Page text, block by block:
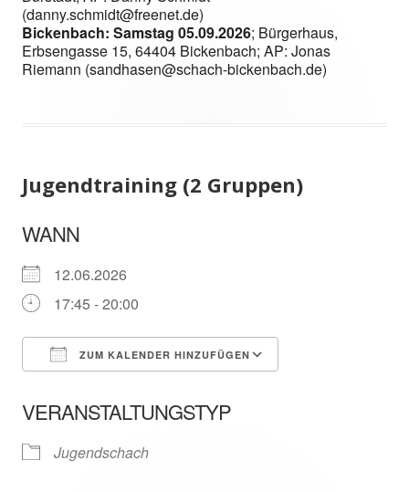
(danny.schmidt@freenet.de)
Bickenbach: Samstag 05.09.2026; Bürgerhaus,
Erbsengasse 15, 64404 Bickenbach; AP: Jonas
Riemann (sandhasen@schach-bickenbach.de)
Jugendtraining (2 Gruppen)
WANN
12.06.2026
17:45 - 20:00
ZUM KALENDER HINZUFÜGEN
VERANSTALTUNGSTYP
Jugendschach